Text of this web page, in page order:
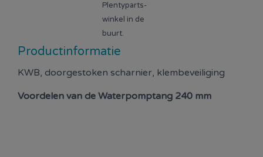
Plentyparts-
winkel in de
buurt.
Productinformatie
KWB, doorgestoken scharnier, klembeveiliging
Voordelen van de Waterpomptang 240 mm